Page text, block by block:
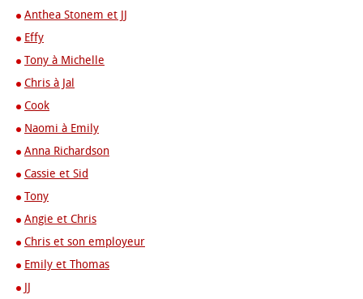
Anthea Stonem et JJ
Effy
Tony à Michelle
Chris à Jal
Cook
Naomi à Emily
Anna Richardson
Cassie et Sid
Tony
Angie et Chris
Chris et son employeur
Emily et Thomas
JJ